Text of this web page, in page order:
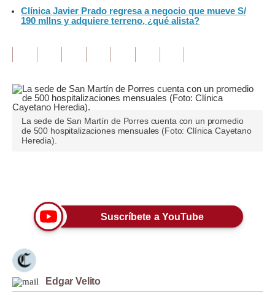
Opinión
Pregunta de hoy
Blogs
Tendencias
Lujo
Estilos
EEUU
México
Clínica Javier Prado regresa a negocio que mueve S/
190 mllns y adquiere terreno, ¿qué alista?
La sede de San Martín de Porres cuenta con un promedio
de 500 hospitalizaciones mensuales (Foto: Clínica Cayetano
Heredia).
Suscríbete a YouTube
Edgar Velito